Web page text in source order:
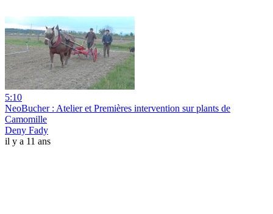
5:10
NeoBucher : Atelier et Premières intervention sur plants de
Camomille
Deny Fady
il y a 11 ans